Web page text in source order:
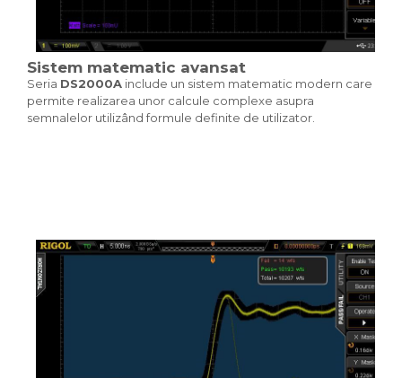
Sistem matematic avansat
Seria DS2000A include un sistem matematic modern care
permite realizarea unor calcule complexe asupra
semnalelor utilizând formule definite de utilizator.